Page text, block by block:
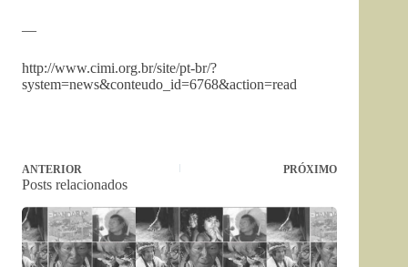
—
http://www.cimi.org.br/site/pt-br/?
system=news&conteudo_id=6768&action=read
ANTERIOR PRÓXIMO
Posts relacionados